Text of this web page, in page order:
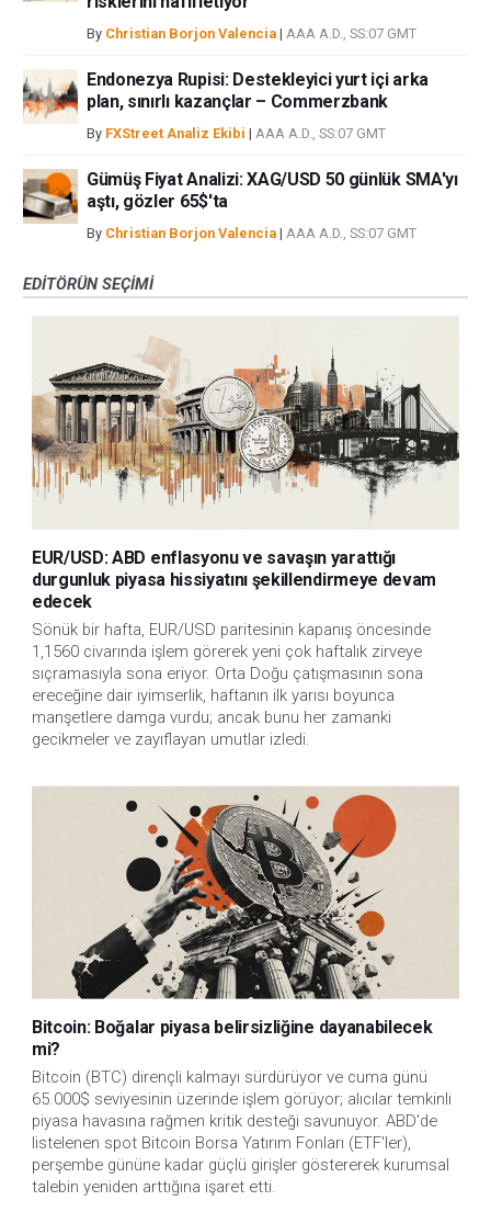
By Christian Borjon Valencia | AAA A.D., SS:07 GMT
Endonezya Rupisi: Destekleyici yurt içi arka
plan, sınırlı kazançlar – Commerzbank
By FXStreet Analiz Ekibi | AAA A.D., SS:07 GMT
Gümüş Fiyat Analizi: XAG/USD 50 günlük SMA'yı
aştı, gözler 65$'ta
By Christian Borjon Valencia | AAA A.D., SS:07 GMT
EDITÖRÜN SEÇIMI
EUR/USD: ABD enflasyonu ve savaşın yarattığı
durgunluk piyasa hissiyatını şekillendirmeye devam
edecek
Sönük bir hafta, EUR/USD paritesinin kapanış öncesinde
1,1560 civarında işlem görerek yeni çok haftalık zirveye
sıçramasıyla sona eriyor. Orta Doğu çatışmasının sona
ereceğine dair iyimserlik, haftanın ilk yarısı boyunca
manşetlere damga vurdu; ancak bunu her zamanki
gecikmeler ve zayıflayan umutlar izledi.
Bitcoin: Boğalar piyasa belirsizliğine dayanabilecek
mi?
Bitcoin (BTC) dirençli kalmayı sürdürüyor ve cuma günü
65.000$ seviyesinin üzerinde işlem görüyor; alıcılar temkinli
piyasa havasına rağmen kritik desteği savunuyor. ABD'de
listelenen spot Bitcoin Borsa Yatırım Fonları (ETF'ler),
perşembe gününe kadar güçlü girişler göstererek kurumsal
talebin yeniden arttığına işaret etti.